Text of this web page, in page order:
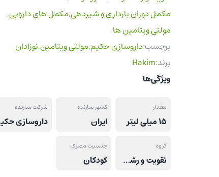
مکمل دوران بارداری و شیردهی,مکمل های دارویی,
مولتی ویتامین ها
برچسب:داروسازی حکیم,مولتی ویتامین,نوزادان
برند:Hakim
ویژگی‌ها
مقدار
15 میلی لیتر
کشور سازنده
ایران
شرکت سازنده
داروسازی حکیم
گروه
تقویت و رشد کودکان
جنسیت مصرف
کودکان